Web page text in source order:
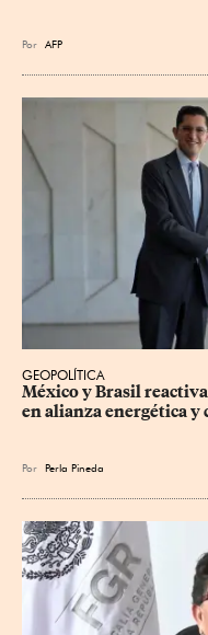
Por AFP
GEOPOLÍTICA
México y Brasil
en alianza energética
Por Perla Pineda